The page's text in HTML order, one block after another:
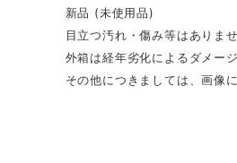
新品 (未使用品)
目立つ汚れ・傷み等はありませ
外箱は経年劣化によるダメー
その他につきましては、画像